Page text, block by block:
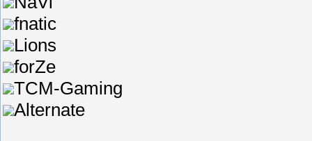
fnatic
Lions
forZe
TCM-Gaming
Alternate